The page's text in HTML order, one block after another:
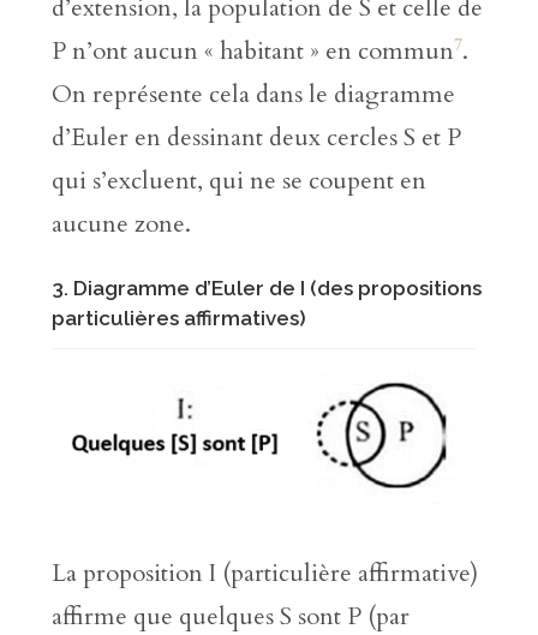
d’extension, la population de S et celle de
P n’ont aucun « habitant » en commun7.
On représente cela dans le diagramme
d’Euler en dessinant deux cercles S et P
qui s’excluent, qui ne se coupent en
aucune zone.
3. Diagramme d’Euler de I (des propositions
particulières affirmatives)
La proposition I (particulière affirmative)
affirme que quelques S sont P (par